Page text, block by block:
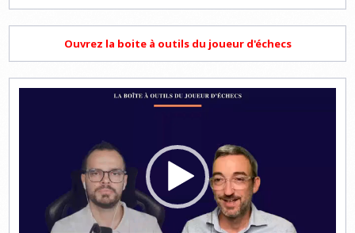
Ouvrez la boite à outils du joueur d'échecs